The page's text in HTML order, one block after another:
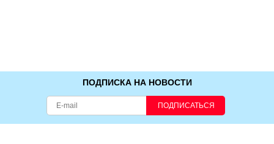
ПОДПИСКА НА НОВОСТИ
ПОДПИСАТЬСЯ